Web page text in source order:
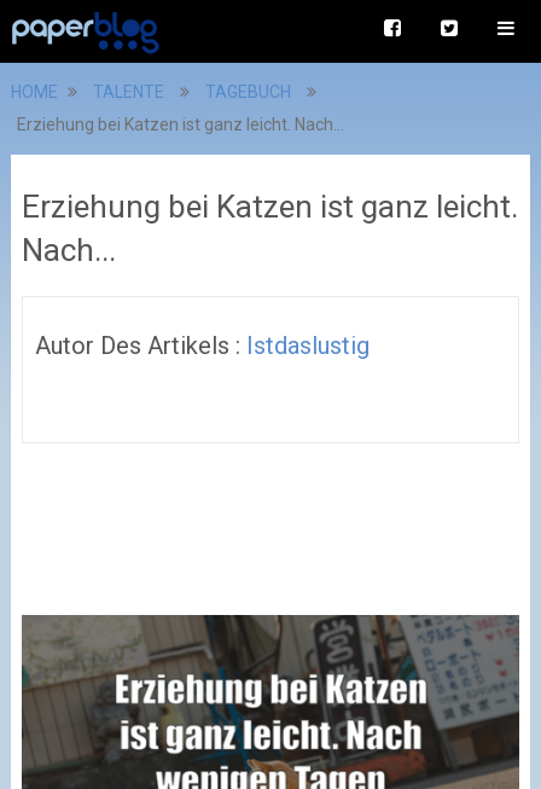
HOME TALENTE
TAGEBUCH
Erziehung bei Katzen ist ganz leicht. Nach...
Erziehung bei Katzen ist ganz leicht.
Nach...
Autor Des Artikels : Istdaslustig